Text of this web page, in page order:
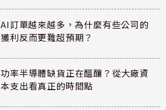
AI訂單越來越多，為什麼有些公司的
獲利反而更難超預期？
功率半導體缺貨正在醞釀？從大廠資
本支出看真正的時間點